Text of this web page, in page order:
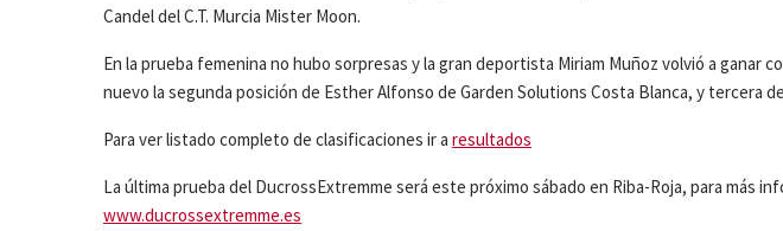
Candel del C.T. Murcia Mister Moon.
En la prueba femenina no hubo sorpresas y la gran deportista Miriam Muñoz volvió a ganar
nuevo la segunda posición de Esther Alfonso de Garden Solutions Costa Blanca, y tercera
Para ver listado completo de clasificaciones ir a resultados
La última prueba del DucrossExtremme será este próximo sábado en Riba-Roja, para más
www.ducrossextremme.es